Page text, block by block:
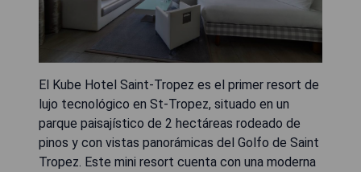
El Kube Hotel Saint-Tropez es el primer resort de
lujo tecnológico en St-Tropez, situado en un
parque paisajístico de 2 hectáreas rodeado de
pinos y con vistas panorámicas del Golfo de Saint
Tropez. Este mini resort cuenta con una moderna